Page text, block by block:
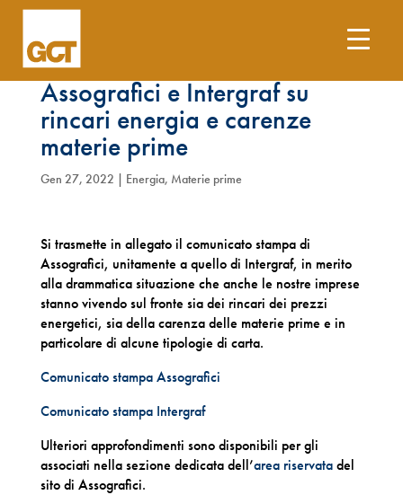
Comunicati stampa
Assografici e Intergraf su
rincari energia e carenze
materie prime
Gen 27, 2022 | Energia, Materie prime
Si trasmette in allegato il comunicato stampa di
Assografici, unitamente a quello di Intergraf, in merito
alla drammatica situazione che anche le nostre imprese
stanno vivendo sul fronte sia dei rincari dei prezzi
energetici, sia della carenza delle materie prime e in
particolare di alcune tipologie di carta.
Comunicato stampa Assografici
Comunicato stampa Intergraf
Ulteriori approfondimenti sono disponibili per gli
associati nella sezione dedicata dell’area riservatadel
sito di Assografici.